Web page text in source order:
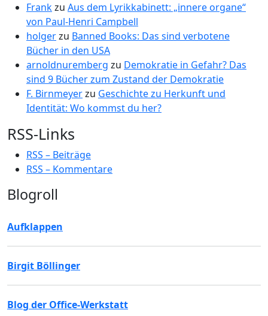
Frankzu Aus dem Lyrikkabinett: „innere organe“
von Paul-Henri Campbell
holgerzu Banned Books: Das sind verbotene
Bücher in den USA
arnoldnuremberg zu Demokratie in Gefahr? Das
sind 9 Bücher zum Zustand der Demokratie
F. Birnmeyerzu Geschichte zu Herkunft und
Identität: Wo kommst du her?
RSS-Links
RSS – Beiträge
RSS – Kommentare
Blogroll
Aufklappen
Birgit Böllinger
Blog der Office-Werkstatt